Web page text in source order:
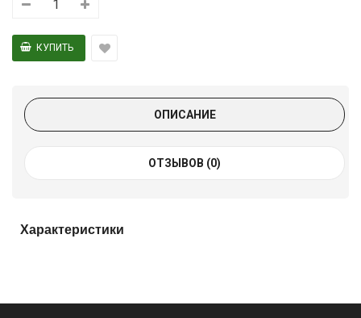
ОПИСАНИЕ
ОТЗЫВОВ (0)
Характеристики